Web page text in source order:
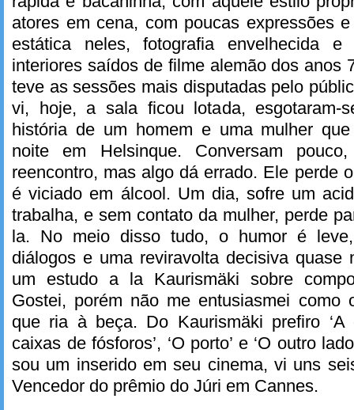
atores em cena, com poucas expressões
estática neles, fotografia envelhecida
interiores saídos de filme alemão dos anos
teve as sessões mais disputadas pelo
vi, hoje, a sala ficou lotada, esgotaram-
história de um homem e uma mulher
noite em Helsinque. Conversam
reencontro, mas algo dá errado. Ele perde
é viciado em álcool. Um dia, sofre um
trabalha, e sem contato da mulher, perde
la. No meio disso tudo, o humor é
diálogos e uma reviravolta decisiva quase
um estudo a la Kaurismäki sobre
Gostei, porém não me entusiasmei como
que ria à beça. Do Kaurismäki prefiro
caixas de fósforos’, ‘O porto’ e ‘O outro
sou um inserido em seu cinema, vi uns
Vencedor do prêmio do Júri em Cannes.